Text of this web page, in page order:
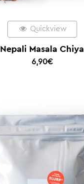
Quickview
Nepali Masala Chiya
6,90€